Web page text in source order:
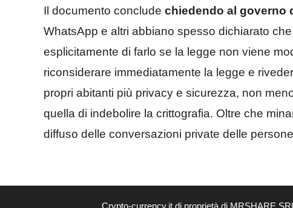
Il documento conclude chiedendo al governo
WhatsApp e altri abbiano spesso dichiarato
esplicitamente di farlo se la legge non viene
riconsiderare immediatamente la legge e
propri abitanti più privacy e sicurezza, non
quella di indebolire la crittografia. Oltre che
diffuso delle conversazioni private delle
Crypto-currency.it di proprietà di MRSHARE